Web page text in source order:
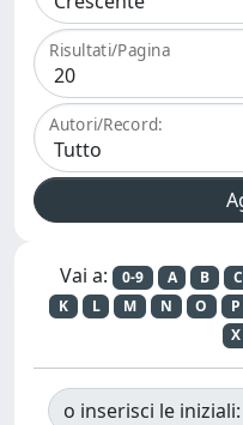
Risultati/Pagina
Autori/Record:
Vai a: 0-9 A B C
K
L M N O P
X
o inserisci le iniziali: